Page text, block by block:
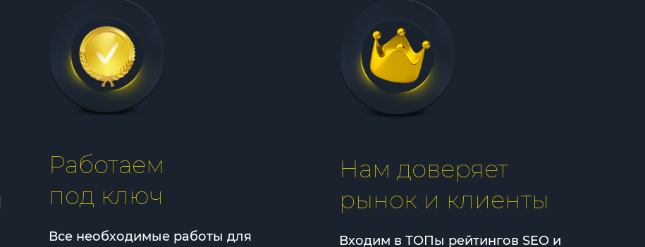
Работаем
под ключ
Все необходимые работы для
Нам доверяет
рынок и клиенты
Входим в ТОПы рейтингов SEO и